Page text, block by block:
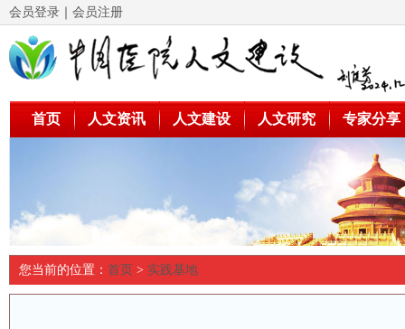
会员登录 ｜ 会员注册
首页 人文资讯 人文建设 人文研究 专家分享
您当前的位置： 首页 > 实践基地